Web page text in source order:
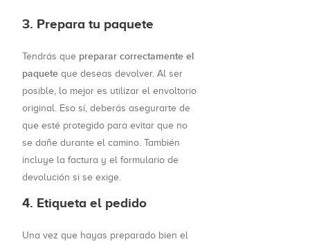
3. Prepara tu paquete
Tendrás que preparar correctamente el
paquete que deseas devolver. Al ser
posible, lo mejor es utilizar el envoltorio
original. Eso sí, deberás asegurarte de
que esté protegido para evitar que no
se dañe durante el camino. También
incluye la factura y el formulario de
devolución si se exige.
4. Etiqueta el pedido
Una vez que hayas preparado bien el